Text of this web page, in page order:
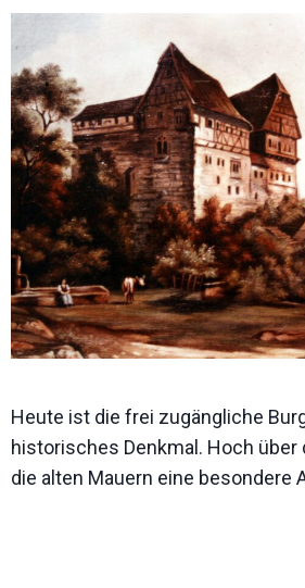
Heute ist die frei zugängliche
historisches Denkmal. Hoch
die alten Mauern eine besondere